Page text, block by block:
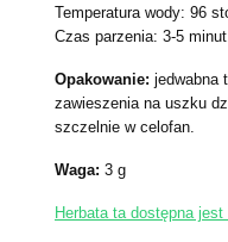
Temperatura wody: 96
Czas parzenia: 3-5
Opakowanie: jedwabna
zawieszenia na uszku
szczelnie w celofan.
Waga: 3 g
Herbata ta dostępna